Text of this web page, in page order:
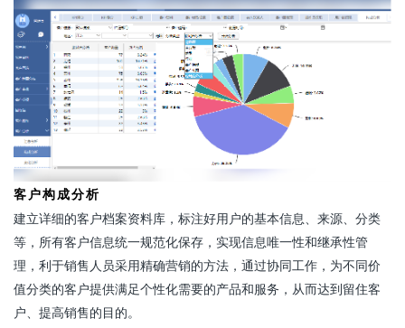
客户构成分析
建立详细的客户档案资料库，标注好用户的基本信息、来源、分类
等，所有客户信息统一规范化保存，实现信息唯一性和继承性管
理 ， 利于销售人员采用精确营销的方法，通过协同工作，为不同价
值分类的客户提供满足个性化需要的产品和服务，从而达到留住客
户、提高销售的目的 。